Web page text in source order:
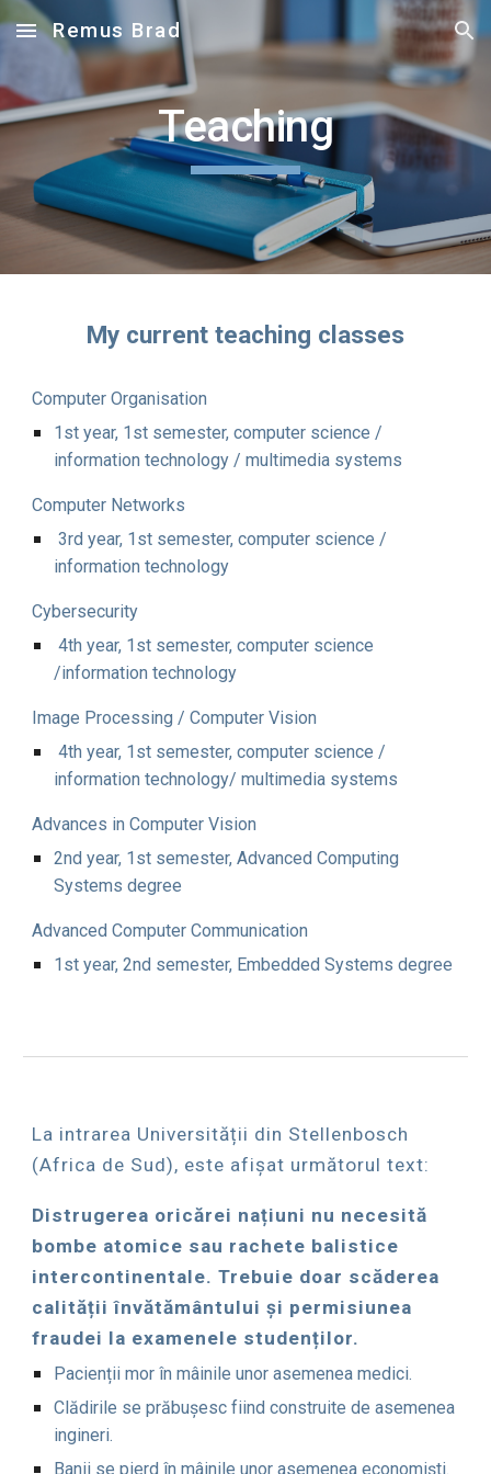
Skip to main content Skip to navigation
Remus Brad
Teaching
My current teaching classes
Computer Organisation
1st year, 1st semester, computer science /
information technology / multimedia systems
Computer Networks
3rd year, 1st semester, computer science /
information technology
Cybersecurity
4th year, 1st semester, computer science
/information technology
Image Processing / Computer Vision
4th year, 1st semester, computer science /
information technology/ multimedia systems
Advances in Computer Vision
2nd year, 1st semester, Advanced Computing
Systems degree
Advanced Computer Communication
1st year, 2nd semester, Embedded Systems degree
La intrarea Universității din Stellenbosch
(Africa de Sud), este afișat următorul text:
Distrugerea oricărei națiuni nu necesită
bombe atomice sau rachete balistice
intercontinentale. Trebuie doar scăderea
calității învătământului și permisiunea
fraudei la examenele studenților.
Pacienții mor în mâinile unor asemenea medici.
Clădirile se prăbușesc fiind construite de asemenea
ingineri.
Banii se pierd în mâinile unor asemenea economiști.